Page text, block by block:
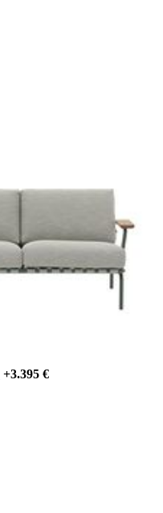
+3.395 €